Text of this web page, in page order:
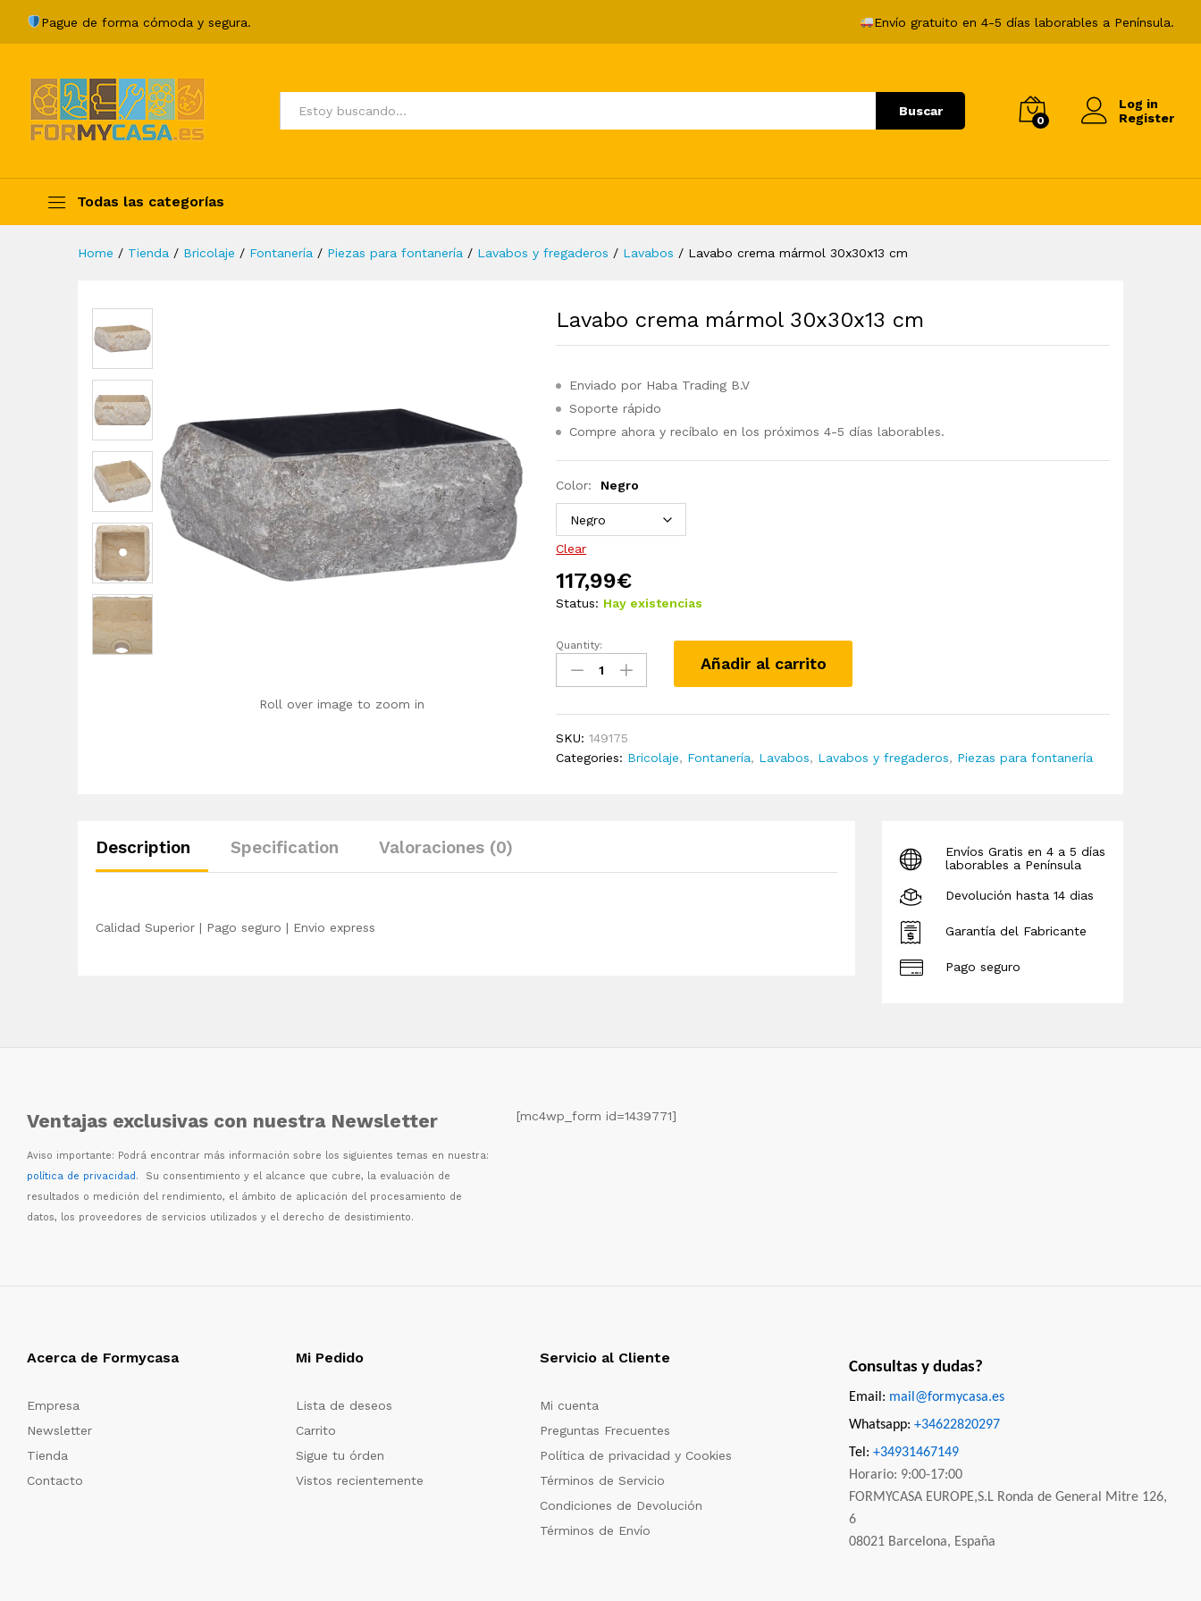
Pague de forma cómoda y segura. Envío gratuito en 4-5 días laborables a Península.
Todos Buscar
0
Log in
Register
Todas las categorías
Producto para mascotas
y animales
Home / Tienda / Bricolaje / Fontanería / Piezas para fontanería / Lavabos y fregaderos / Lavabos / Lavabo crema mármol 30x30x13 cm
Roll over image to zoom in
Lavabo crema mármol 30x30x13 cm
Enviado por Haba Trading B.V
Soporte rápido
Compre ahora y recíbalo en los próximos 4-5 días laborables.
Color: Negro
Clear
117,99€
Status: Hay existencias
Lavabo
crema
mármol
quantity
Quantity:
Añadir al carrito
SKU:149175
Categories: Bricolaje, Fontanería, Lavabos, Lavabos y fregaderos, Piezas para fontanería
Description Specification Valoraciones (0)
Calidad Superior | Pago seguro | Envio express
Envíos Gratis en 4 a 5 días
laborables a Península
Devolución hasta 14 dias
Garantía del Fabricante
Pago seguro
Ventajas exclusivas con nuestra Newsletter
Aviso importante: Podrá encontrar más información sobre los siguientes temas en nuestra:
política de privacidad. Su consentimiento y el alcance que cubre, la evaluación de
resultados o medición del rendimiento, el ámbito de aplicación del procesamiento de
datos, los proveedores de servicios utilizados y el derecho de desistimiento.
[mc4wp_form id=1439771]
Acerca de Formycasa
Empresa
Newsletter
Tienda
Contacto
Mi Pedido
Lista de deseos
Carrito
Sigue tu órden
Vistos recientemente
Servicio al Cliente
Mi cuenta
Preguntas Frecuentes
Política de privacidad y Cookies
Términos de Servicio
Condiciones de Devolución
Términos de Envío
Consultas y dudas?
Email: mail@formycasa.es
Whatsapp: +34622820297
Tel: +34931467149
Horario: 9:00-17:00
FORMYCASA EUROPE,S.L Ronda de General Mitre 126,
6
08021 Barcelona, España
Description Specification
117,99€ Añadir al carrito